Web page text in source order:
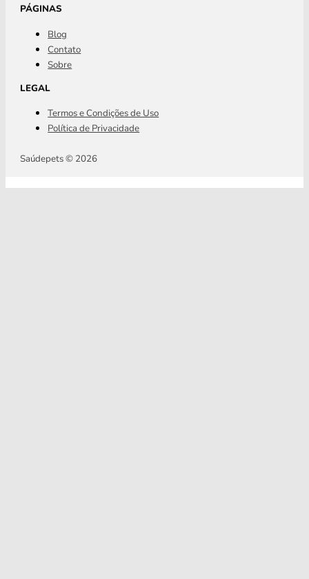
PÁGINAS
Blog
Contato
Sobre
LEGAL
Termos e Condições de Uso
Política de Privacidade
Saúdepets © 2026